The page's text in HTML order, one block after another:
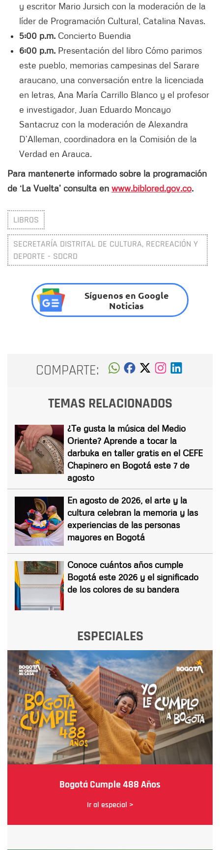
y escritor Mario Jursich con la moderación de la
líder de Programación Cultural, Catalina Navas.
5:00 p.m. Concierto Buendia
6:00 p.m. Presentación del libro Cómo parimos
este pueblo, memorias campesinas del Sarare
araucano, una conversación entre la licenciada
en letras, Ana María Carrillo Blanco y el profesor
e investigador, Juan Eduardo Moncayo
Santacruz con la moderación de Alexandra
D’Alleman, coordinadora en la Comisión de la
Verdad en Arauca.
Para mantenerte informado sobre la programación
de ‘La Vuelta’ consulta en www.biblored.gov.co.
LIBROS
SECRETARÍA DISTRITAL DE CULTURA, RECREACIÓN Y
DEPORTE - SDCRD
Síguenos en Google
Noticias
COMPARTE:
TEMAS RELACIONADOS
¿Te gusta la música del Medio
Oriente? Aprende a tocar la
darbuka en taller gratis en el CEFE
Chapinero en Bogotá este 7 de
agosto
En agosto de 2026, el arte y la
cultura celebran la memoria y las
experiencias de las personas
mayores en Bogotá
Conoce cuántos años cumple
Bogotá este 2026 y el significado
de los colores de su bandera
ESPECIALES
Bogotá Cumple 488 Años
Ir al especial >